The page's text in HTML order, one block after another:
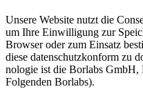
Unsere Web­site nutzt die
um Ihre Ein­wil­li­gung zur
Browser oder zum Ein­satz
diese daten­schutz­kon­form zu
no­logie ist die Borlabs
Fol­genden Borlabs).